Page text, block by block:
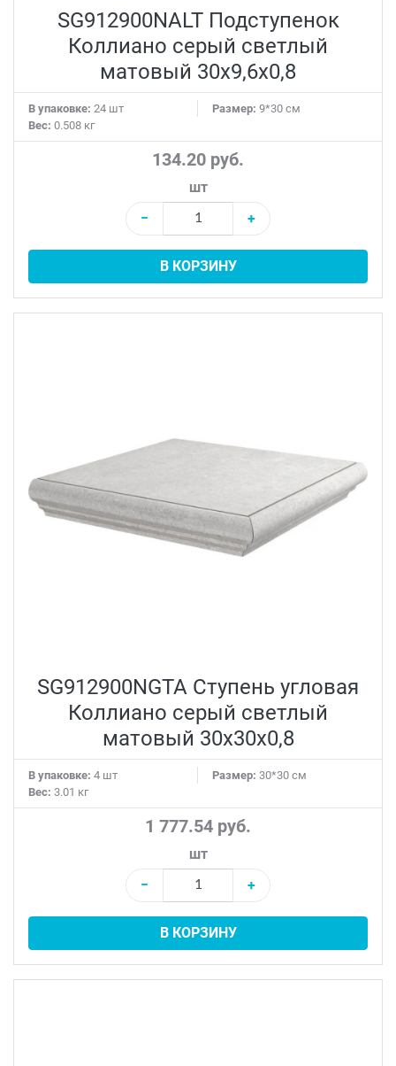
SG912900NALT Подступенок
Коллиано серый светлый
матовый 30x9,6x0,8
В упаковке: 24 шт Размер: 9*30 см
Вес: 0.508 кг
134.20 руб.
шт
−
+
В КОРЗИНУ
SG912900NGTA Ступень угловая
Коллиано серый светлый
матовый 30x30x0,8
В упаковке: 4 шт Размер: 30*30 см
Вес: 3.01 кг
1 777.54 руб.
шт
−
+
В КОРЗИНУ